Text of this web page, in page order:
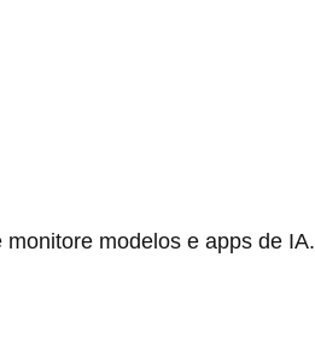
modelos e apps de IA.